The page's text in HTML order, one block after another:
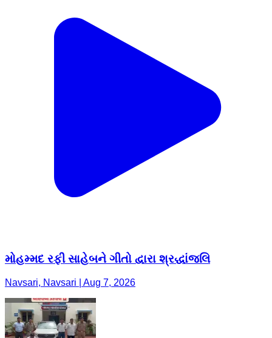
મોહમ્મદ રફી સાહેબને ગીતો દ્વારા શ્રદ્ધાંજલિ
Navsari, Navsari | Aug 7, 2026